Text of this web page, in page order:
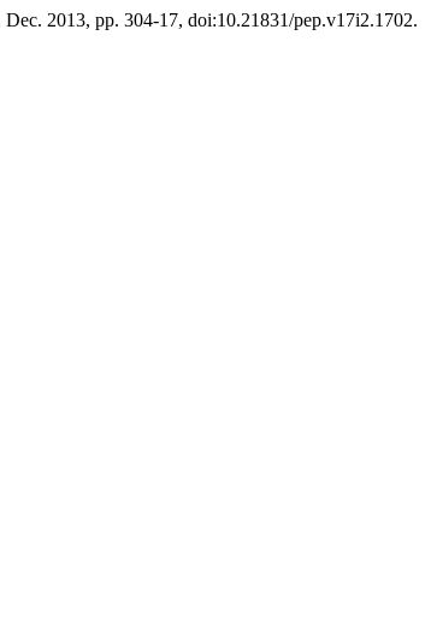
2013, pp. 304-17, doi:10.21831/pep.v17i2.1702.